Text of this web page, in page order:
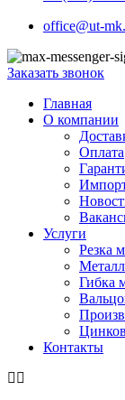
office@ut-
Заказать звонок
Главная
О компании
Оплата
Услуги
Резка
Гибка
Контакты